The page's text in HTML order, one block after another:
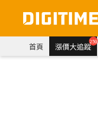
首頁 漲價大追蹤259